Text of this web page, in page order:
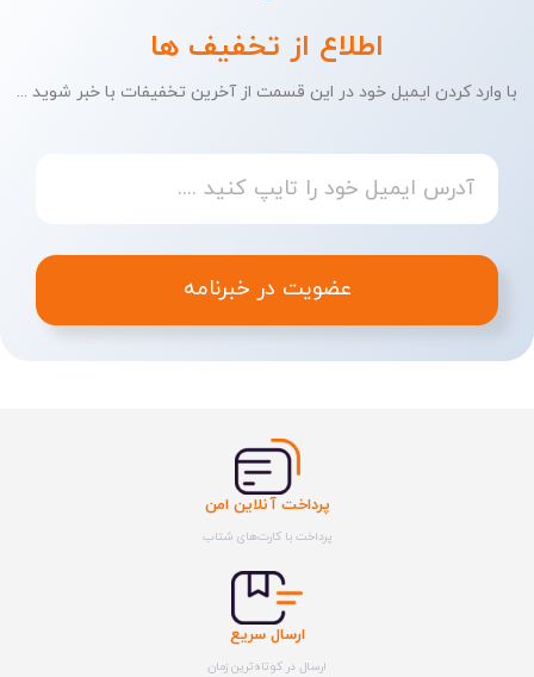
اطلاع از تخفیف ها
با وارد کردن ایمیل خود در این قسمت از آخرین تخفیفات با خبر شوید ...
عضویت در خبرنامه
پرداخت آنلاین امن
پرداخت با کارت‌های شتاب
ارسال سریع
ارسال در کوتاه‌ترین زمان